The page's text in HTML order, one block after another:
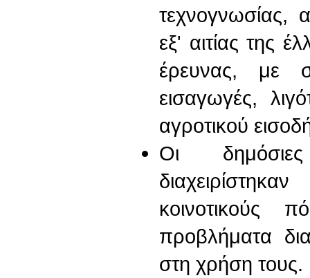
τεχνογνωσίας,
εξ' αιτίας της
έρευνας, με
εισαγωγές,
αγροτικού
Οι δημόσιες
κοινοτικούς
προβλήματα
στη χρήση τους.